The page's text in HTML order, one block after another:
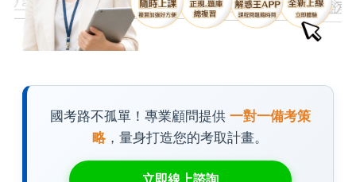
國考路不孤單！專業顧問提供 一對一備考策
略，量身打造您的考取計畫。
立即線上諮詢